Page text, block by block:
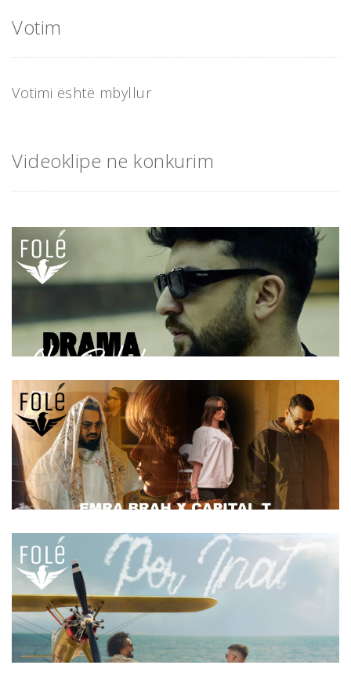
Votim
Votimi është mbyllur
Videoklipe ne konkurim